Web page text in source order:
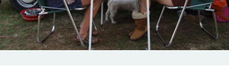
Foto’s
Blog
Voorwaarden